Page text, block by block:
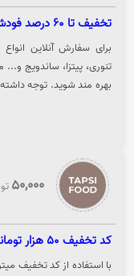
تخفیف تا 60 درصد فودشات تپسی فود
برای سفارش آنلاین
بهره مند شوید. توجه
موقعیت مکانی شما
فودشات تپسی فود روی
50,000
کد تخفیف 50 هزار تومانی تپسی فود بدون محدودیت